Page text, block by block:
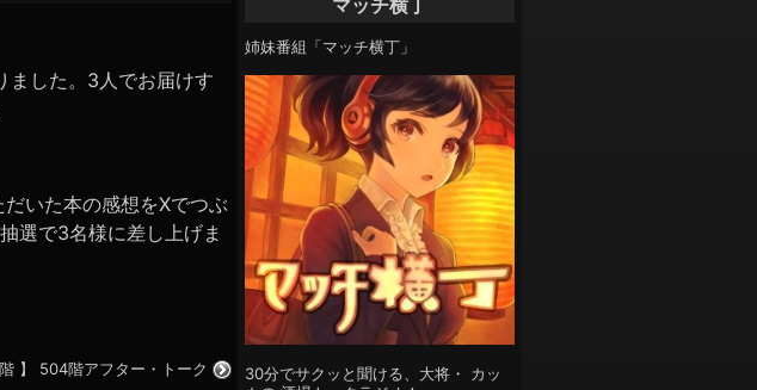
ました。3人でお届けす
いた本の感想をXでつぶ
選で3名様に差し上げま
】 504階アフター・トーク
マッチ横丁
姉妹番組「マッチ横丁」
30分でサクッと聞ける、大将・ カッ